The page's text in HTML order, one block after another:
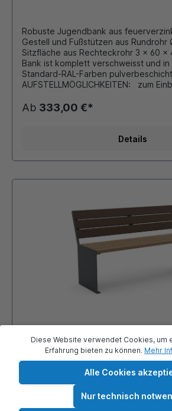
Robuste Jugendbank aus
Gestell und Fußstützen aus Rundrohr
Sitzfläche aus Rechteckrohr 3 x 60 x 40
Bank ist komplett verschweisst und in
Standard-RAL-Farben
AUFSTELLMÖGLICHKEITEN: zum Einbetonieren
obere Sitzhöhe 850 mm Fußablage
Ab 333,00 €*
Details
Sitzbank - CUBITO - mit
Seitenwangen aus 10 mm Flachstahl
Diese Website verwendet Cookies, um
Erfahrung bieten zu können. Mehr
Nur technisch
Alle Cookies